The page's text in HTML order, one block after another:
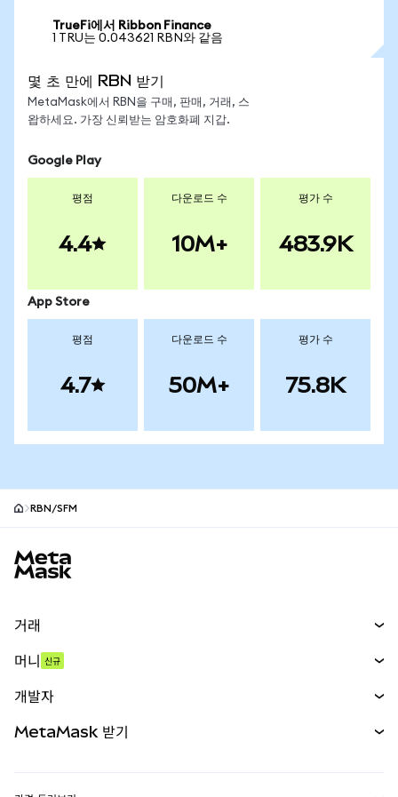
TrueFi에서 Ribbon Finance
1 TRU는 0.043621 RBN와 같음
몇 초 만에 RBN 받기
MetaMask에서 RBN을 구매, 판매, 거래, 스
왑하세요. 가장 신뢰받는 암호화폐 지갑.
Google Play
평점
4.4
다운로드 수
10M+
평가 수
483.9K
App Store
평점
4.7
다운로드 수
50M+
평가 수
75.8K
RBN/SFM
거래
무기한 선물
실물자산
머니 신규
개발자
MetaMask 받기